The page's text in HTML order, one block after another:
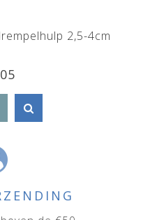
2,5-4cm